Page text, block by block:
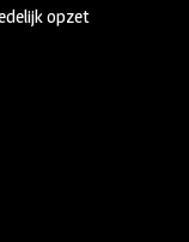
opzet